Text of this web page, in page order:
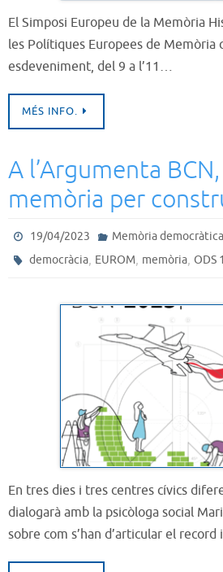
El Simposi Europeu de la Memòria
les Polítiques Europees de Memòria
esdeveniment, del 9 a l’11…
MÉS INFO.
A l’Argumenta
memòria per
19/04/2023 Memòria democràtica
democràcia, EUROM, memòria,ODS
En tres dies i tres centres cívics
dialogarà amb la psicòloga social
sobre com s’han d’articular el